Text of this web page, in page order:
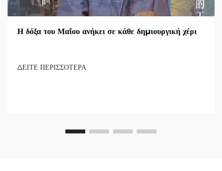
Η δόξα του Μαΐου ανήκει σε κάθε δημιουργική χέρι
ΔΕΙΤΕ ΠΕΡΙΣΣΟΤΕΡΑ